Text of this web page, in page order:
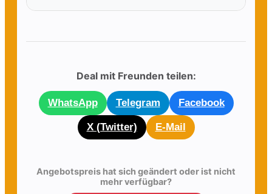
Deal mit Freunden teilen:
WhatsApp Telegram Facebook
X (Twitter) E-Mail
Angebotspreis hat sich geändert oder ist nicht
mehr verfügbar?